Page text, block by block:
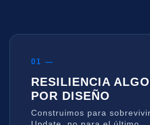
01 —
RESILIENCIA
POR DISEÑO
Construimos para